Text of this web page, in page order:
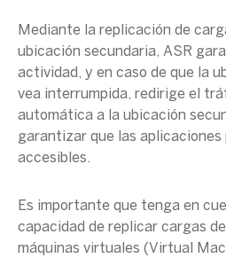
Mediante la replicación de
ubicación secundaria, ASR
actividad, y en caso de que la
vea interrumpida, redirige el
automática a la ubicación
garantizar que las aplicaciones
accesibles.
Es importante que tenga en
capacidad de replicar cargas
máquinas virtuales ( Virtual